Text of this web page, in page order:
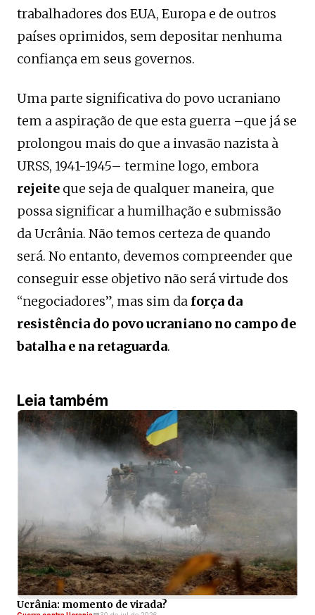
trabalhadores dos EUA, Europa e de outros
países oprimidos, sem depositar nenhuma
confiança em seus governos.
Uma parte significativa do povo ucraniano
tem a aspiração de que esta guerra –que já se
prolongou mais do que a invasão nazista à
URSS, 1941-1945– termine logo, embora
rejeite que seja de qualquer maneira, que
possa significar a humilhação e submissão
da Ucrânia. Não temos certeza de quando
será. No entanto, devemos compreender que
conseguir esse objetivo não será virtude dos
“negociadores”, mas sim da força da
resistência do povo ucraniano no campo de
batalha e na retaguarda.
Leia também
Ucrânia: momento de virada?